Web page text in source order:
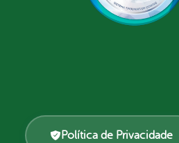
Política de Privacidade